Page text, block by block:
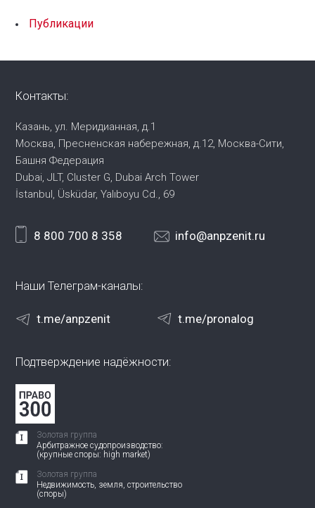
Публикации
Контакты:
Казань, ул. Меридианная, д.1
Москва, Пресненская набережная, д.12, Москва-Сити,
Башня Федерация
Dubai, JLT, Cluster G, Dubai Arch Tower
İstanbul, Üsküdar, Yalıboyu Cd., 69
8 800 700 8 358 info@anpzenit.ru
Наши Телеграм-каналы:
t.me/anpzenit t.me/pronalog
Подтверждение надёжности:
Золотая группа
Арбитражное судопроизводство:
(крупные споры: high market)
Золотая группа
Недвижимость, земля, строительство
(споры)